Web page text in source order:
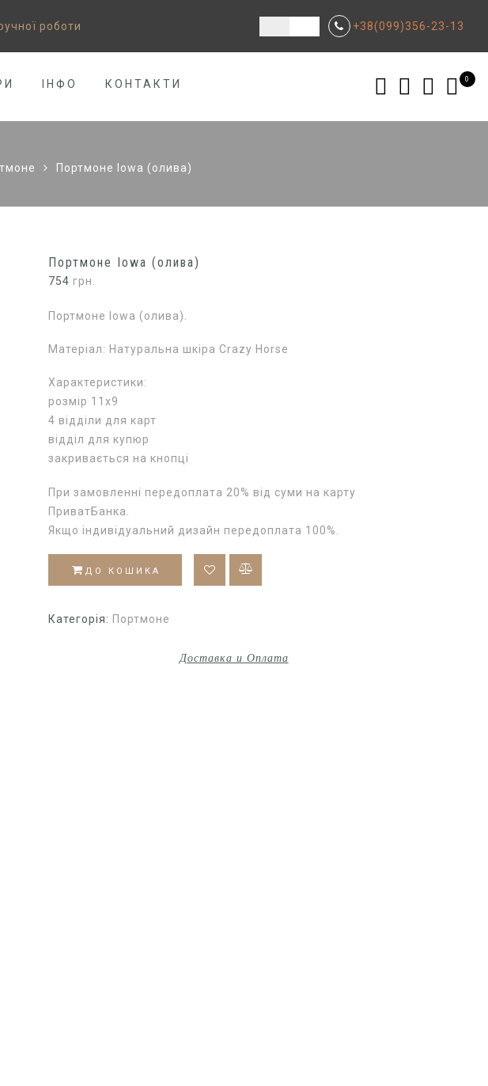
роботи +38(099)356-23-13
ІНФО КОНТАКТИ 0
Портмоне Iowa (олива)
Портмоне Iowa (олива)
754 грн.
Портмоне Iowa (олива).
Матеріал: Натуральна шкіра Crazy Horse
Характеристики:
розмір 11х9
4 відділи для карт
відділ для купюр
закривається на кнопці
При замовленні передоплата 20% від суми на карту
ПриватБанка.
Якщо індивідуальний дизайн передоплата 100%.
ДО КОШИКА
Категорія: Портмоне
Доставка и Оплата